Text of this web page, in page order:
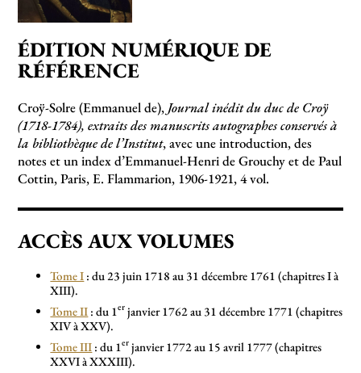
ÉDITION NUMÉRIQUE DE
RÉFÉRENCE
Croÿ-Solre (Emmanuel de), Journal inédit du duc de Croÿ
(1718-1784), extraits des manuscrits autographes conservés à
la bibliothèque de l’Institut, avec une introduction, des
notes et un index d’Emmanuel-Henri de Grouchy et de Paul
Cottin, Paris, E. Flammarion, 1906-1921, 4 vol.
ACCÈS AUX VOLUMES
Tome I : du 23 juin 1718 au 31 décembre 1761 (chapitres I à
XIII).
Tome II : du 1er janvier 1762 au 31 décembre 1771 (chapitres
XIV à XXV).
Tome III : du 1er janvier 1772 au 15 avril 1777 (chapitres
XXVI à XXXIII).